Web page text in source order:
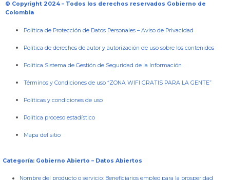
© Copyright 2024 – Todos los derechos reservados Gobierno de
Colombia
Política de Protección de Datos Personales –Aviso de Privacidad
Política de derechos de autor y autorización de uso sobre los contenidos
Política Sistema de Gestión de Seguridad de la Información
Términos y Condiciones de uso “ZONA WIFI GRATIS PARA LA GENTE”
Políticas y condiciones de uso
Política proceso estadístico
Mapa del sitio
Categoría: Gobierno Abierto – Datos Abiertos
Nombre del producto o servicio: Beneficiarios empleo para la prosperidad